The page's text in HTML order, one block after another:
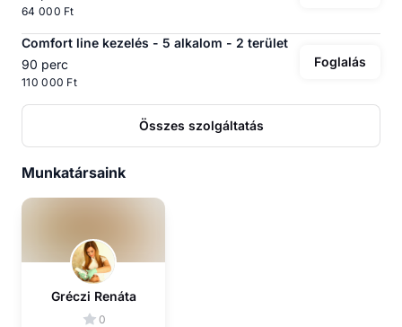
64 000 Ft
Comfort line kezelés - 5 alkalom - 2 terület
90 perc
110 000 Ft
Foglalás
Összes szolgáltatás
Munkatársaink
Gréczi Renáta
0